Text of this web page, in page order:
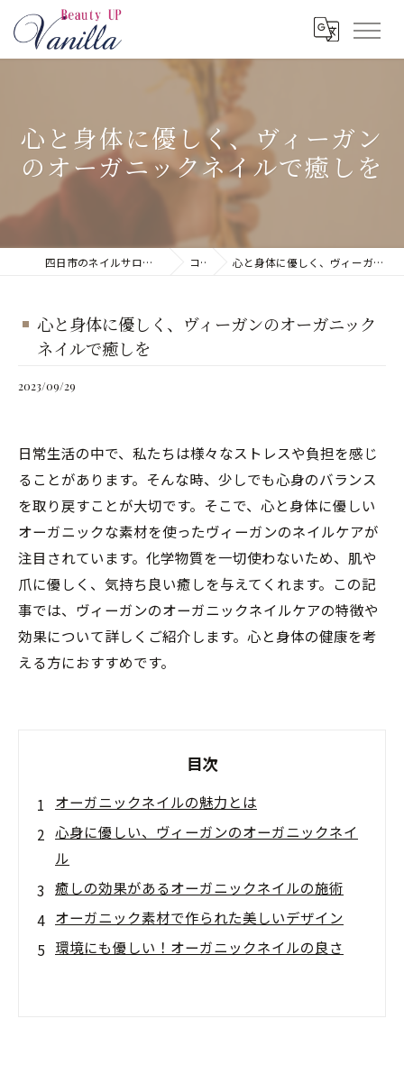
心と身体に優しく、ヴィーガン
のオーガニックネイルで癒しを
四日市のネイルサロンならネイルサロン Vanilla コラム 心と身体に優しく、ヴィーガンのオーガニックネイルで癒しを
心と身体に優しく、ヴィーガンのオーガニック
ネイルで癒しを
2023/09/29
日常生活の中で、私たちは様々なストレスや負担を感じ
ることがあります。そんな時、少しでも心身のバランス
を取り戻すことが大切です。そこで、心と身体に優しい
オーガニックな素材を使ったヴィーガンのネイルケアが
注目されています。化学物質を一切使わないため、肌や
爪に優しく、気持ち良い癒しを与えてくれます。この記
事では、ヴィーガンのオーガニックネイルケアの特徴や
効果について詳しくご紹介します。心と身体の健康を考
える方におすすめです。
目次
オーガニックネイルの魅力とは
心身に優しい、ヴィーガンのオーガニックネイ
ル
癒しの効果があるオーガニックネイルの施術
オーガニック素材で作られた美しいデザイン
環境にも優しい！オーガニックネイルの良さ